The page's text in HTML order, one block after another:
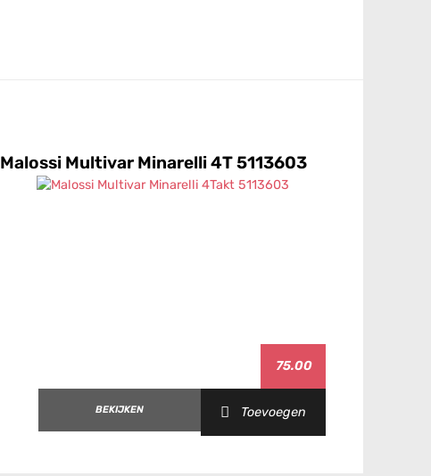
Malossi Multivar Minarelli 4T 5113603
75.00
BEKIJKEN Toevoegen